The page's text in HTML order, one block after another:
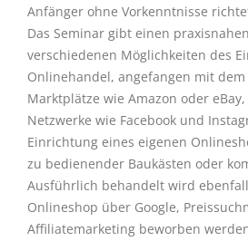
Anfänger ohne Vorkenntnisse
Das Seminar gibt einen
verschiedenen Möglichkeiten des
Onlinehandel, angefangen mit
Marktplätze wie Amazon oder
Netzwerke wie Facebook und
Einrichtung eines eigenen
zu bedienender Baukästen oder
Ausführlich behandelt wird
Onlineshop über Google,
Affiliatemarketing beworben